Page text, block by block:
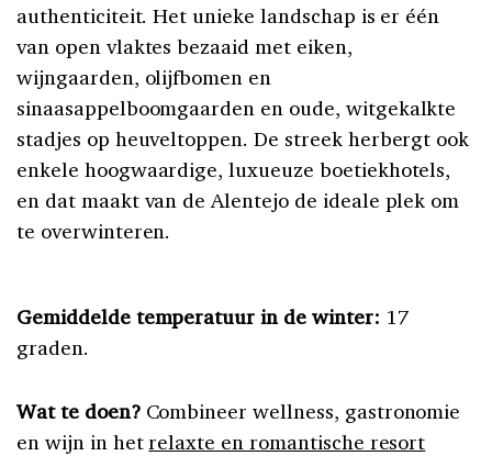
authenticiteit. Het unieke landschap is er één
van open vlaktes bezaaid met eiken,
wijngaarden, olijfbomen en
sinaasappelboomgaarden en oude, witgekalkte
stadjes op heuveltoppen. De streek herbergt ook
enkele hoogwaardige, luxueuze boetiekhotels,
en dat maakt van de Alentejo de ideale plek om
te overwinteren.
Gemiddelde temperatuur in de winter: 17
graden.
Wat te doen?Combineer wellness, gastronomie
en wijn in hetrelaxte en romantische resort